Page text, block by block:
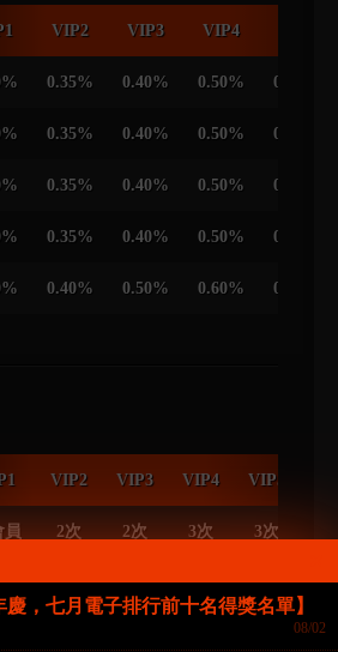
VIP2 VIP3 VIP4
0.35% 0.40% 0.50% 0.60%
0.35% 0.40% 0.50% 0.60%
0.35% 0.40% 0.50% 0.60%
0.35% 0.40% 0.50% 0.60%
0.40% 0.50% 0.60% 0.70%
VIP2 VIP3 VIP4 VIP5
員 2次 2次 3次 3次
員 10萬 10萬 20萬 20萬 30
慶，七月電子排行前十名得獎名單】
08/02